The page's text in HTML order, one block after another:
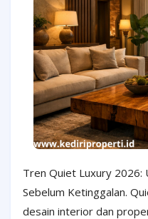
Tren Quiet Luxury 2026:
Sebelum Ketinggalan.
desain interior dan